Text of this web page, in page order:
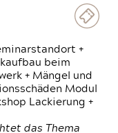
+
beim
+ Mängel und
Modul
Lackierung +
das Thema